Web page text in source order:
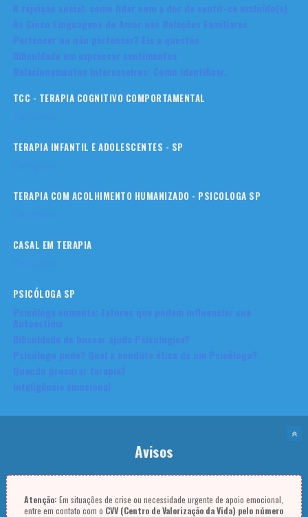
A rejeição social: como lidar com a dor de sentir-se excluído(a)
As Cinco Linguagens do Amor nas Relações Familiares
Pertencer ou não pertencer? Eis a questão
Dificuldade em expressar sentimentos
Relacionamentos Interesseiros: Como identificar.
TCC - TERAPIA COGNITIVO COMPORTAMENTAL
TERAPIA INFANTIL E ADOLESCENTES - SP
TERAPIA COM ACOLHIMENTO HUMANIZADO - PSICOLOGA SP
CASAL EM TERAPIA
PSICÓLOGA SP
Psicóloga comenta: fatores que podem influenciar sua
Autoestima
Dificuldade de buscar ajuda Psicologica?
Psicólogo pode? Qual a conduta ética de um Psicólogo?
Quando procurar terapia?
Inteligência emocional
Avisos
Atenção: Em situações de crise ou necessidade urgente de apoio emocional,
entre em contato com o CVV (Centro de Valorização da Vida) pelo número